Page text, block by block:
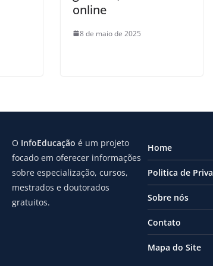
online
8 de maio de 2025
O InfoEducação é um projeto
focado em oferecer informações
sobre especialização, cursos,
mestrados e doutorados
gratuitos.
Home
Politica de
Sobre nós
Contato
Mapa do Site